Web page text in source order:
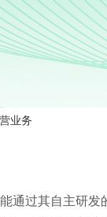
业务
通过其自主研发